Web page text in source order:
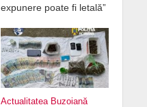
expunere poate fi letală”
Actualitatea Buzoiană